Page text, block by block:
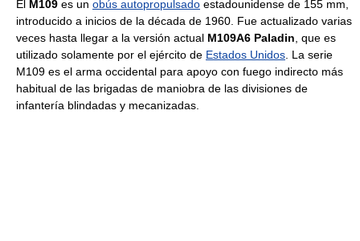
El M109 es un obús autopropulsado estadounidense de 155 mm,
introducido a inicios de la década de 1960. Fue actualizado varias
veces hasta llegar a la versión actual M109A6 Paladin , que es
utilizado solamente por el ejército de Estados Unidos . La serie
M109 es el arma occidental para apoyo con fuego indirecto más
habitual de las brigadas de maniobra de las divisiones de
infantería blindadas y mecanizadas.